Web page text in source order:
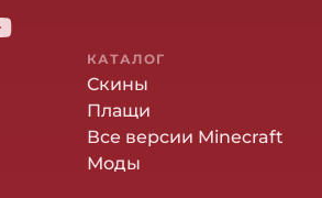
КАТАЛОГ
Скины
Плащи
Все версии Minecraft
Моды